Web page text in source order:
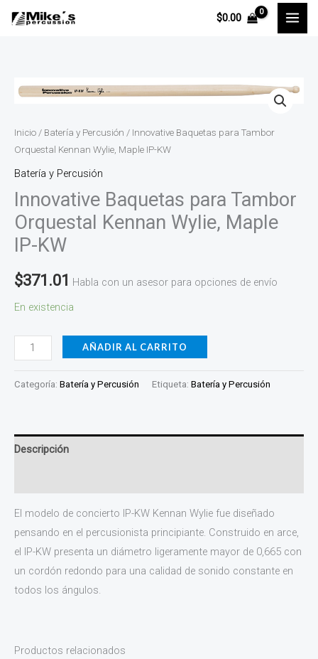
$0.00
Inicio / Batería y Percusión / Innovative Baquetas para Tambor
Orquestal Kennan Wylie, Maple IP-KW
Batería y Percusión
Innovative Baquetas para Tambor
Orquestal Kennan Wylie, Maple
IP-KW
$371.01 Habla con un asesor para opciones de envío
En existencia
Innovative
Tambor
Wylie,
Maple
IP-
cantidad
AÑADIR AL CARRITO
Categoría: Batería y Percusión Etiqueta: Batería y Percusión
Descripción
El modelo de concierto IP-KW Kennan Wylie fue diseñado
pensando en el percusionista principiante. Construido en arce,
el IP-KW presenta un diámetro ligeramente mayor de 0,665 con
un cordón redondo para una calidad de sonido constante en
todos los ángulos.
Productos relacionados